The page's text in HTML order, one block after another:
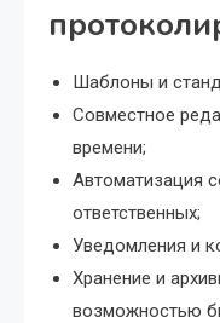
Шаблоны и
Совместное
времени;
Автоматизация
ответственных;
Уведомления и
Хранение и
возможностью